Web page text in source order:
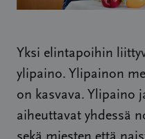
Yksi elintapoihin
ylipaino. Ylipainon
on kasvava. Ylipaino
aiheuttavat yhdessä